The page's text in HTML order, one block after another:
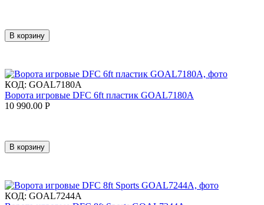
В корзину
КОД: GOAL7180A
Ворота игровые DFC 6ft пластик GOAL7180A
10 990.00 Р
В корзину
КОД: GOAL7244A